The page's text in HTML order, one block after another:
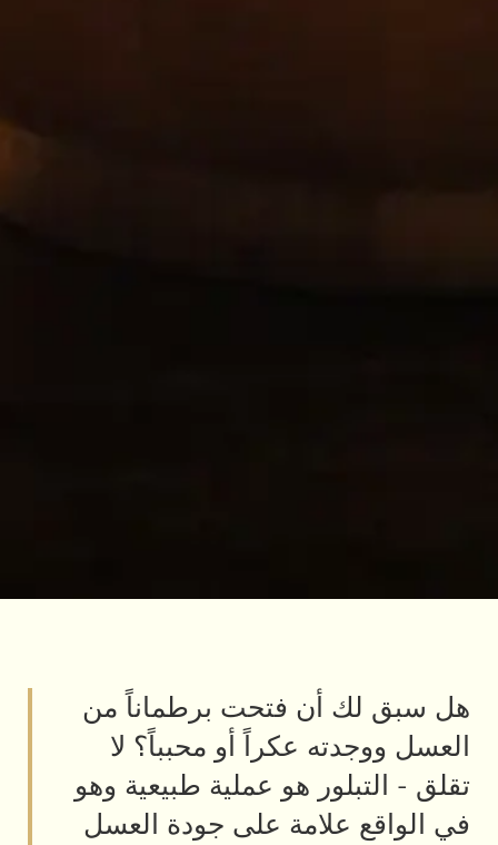
هل سبق لك أن فتحت برطماناً من
العسل ووجدته عكراً أو محبباً؟ لا
تقلق - التبلور هو عملية طبيعية وهو
في الواقع علامة على جودة العسل